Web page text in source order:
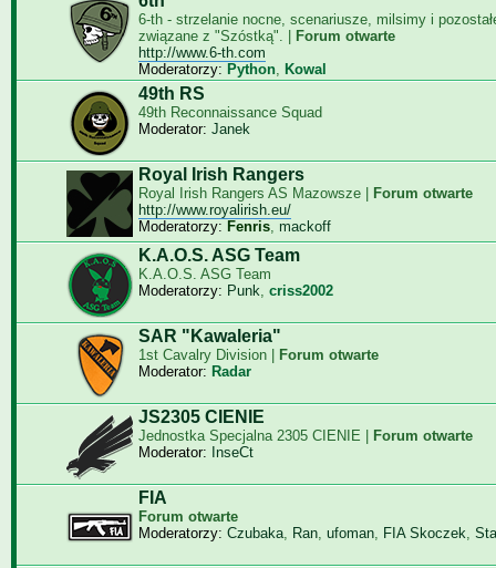
6-th - strzelanie nocne, scenariusze, milsimy i
związane z "Szóstką". |
Forum otwarte
http://www.6-th.com
Moderatorzy: Python, Kowal
49th RS
49th Reconnaissance Squad
Moderator: Janek
Royal Irish Rangers
Royal Irish Rangers AS Mazowsze |
Forum otwarte
http://www.royalirish.eu/
Moderatorzy: Fenris, mackoff
K.A.O.S. ASG Team
K.A.O.S. ASG Team
Moderatorzy: Punk, criss2002
SAR "Kawaleria"
1st Cavalry Division |
Forum otwarte
Moderator: Radar
JS2305 CIENIE
Jednostka Specjalna 2305 CIENIE |
Forum otwarte
Moderator: InseCt
FIA
Forum otwarte
Moderatorzy: Czubaka, Ran, ufoman, FIA Skoczek,